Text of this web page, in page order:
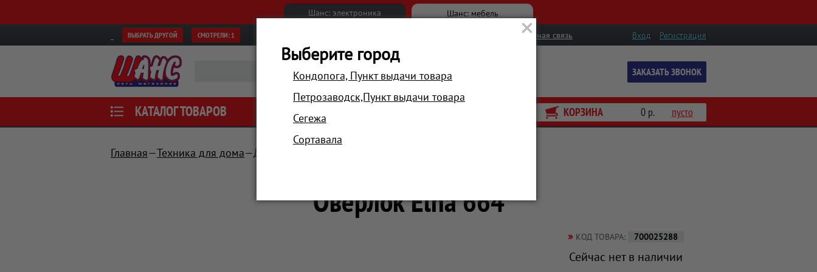
Шанс: электроника Шанс: мебель
ВЫБРАТЬ ДРУГОЙ СМОТРЕЛИ: 1 Вход Регистрация
Обратная связь
ЗАКАЗАТЬ ЗВОНОК
КАТАЛОГ ТОВАРОВ АКЦИИ КОРЗИНА 0 р. пусто
Главная Техника для дома Для ухода за одеждой
Оверлок Elna 664
» КОД ТОВАРА: 700025288
Сейчас нет в наличии
Выберите город
Кондопога, Пункт выдачи товара
Петрозаводск,Пункт выдачи товара
Сегежа
Сортавала